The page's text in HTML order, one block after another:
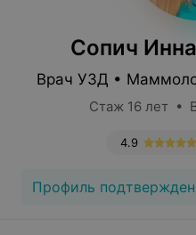
Сопич
Врач УЗД •
Стаж 16 лет •
4.9
Профиль подтвержден